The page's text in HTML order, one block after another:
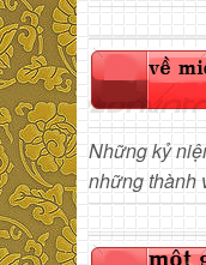
Những kỷ
những thành